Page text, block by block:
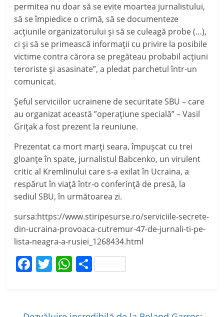
permitea nu doar să se evite moartea jurnalistului,
să se împiedice o crimă, să se documenteze
acţiunile organizatorului şi să se culeagă probe (…),
ci şi să se primească informaţii cu privire la posibile
victime contra cărora se pregăteau probabil acţiuni
teroriste şi asasinate”, a pledat parchetul într-un
comunicat.
Şeful serviciilor ucrainene de securitate SBU – care
au organizat această ”operaţiune specială” – Vasil
Griţak a fost prezent la reuniune.
Prezentat ca mort marţi seara, împuşcat cu trei
gloanţe în spate, jurnalistul Babcenko, un virulent
critic al Kremlinului care s-a exilat în Ucraina, a
respărut în viaţă într-o conferinţă de presă, la
sediul SBU, în următoarea zi.
sursa:https://www.stiripesurse.ro/serviciile-secrete-
din-ucraina-provoaca-cutremur-47-de-jurnali-ti-pe-
lista-neagra-a-rusiei_1268434.html
F
e
T
er
W
s
P
je